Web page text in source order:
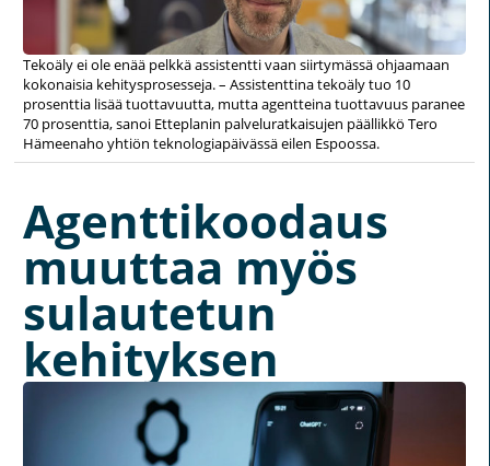
Tekoäly ei ole enää pelkkä assistentti vaan siirtymässä ohjaamaan
kokonaisia kehitysprosesseja. – Assistenttina tekoäly tuo 10
prosenttia lisää tuottavuutta, mutta agentteina tuottavuus paranee
70 prosenttia, sanoi Etteplanin palveluratkaisujen päällikkö Tero
Hämeenaho yhtiön teknologiapäivässä eilen Espoossa.
Agenttikoodaus
muuttaa myös
sulautetun
kehityksen